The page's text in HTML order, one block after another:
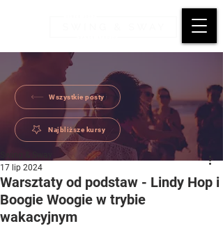
Wszystkie posty
Najbliższe kursy
Warsztaty od podstaw - Lindy Hop i
Boogie Woogie w trybie
wakacyjnym
17 lip 2024